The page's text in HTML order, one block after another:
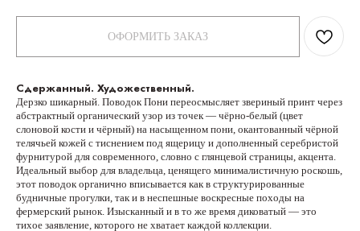
ОФОРМИТЬ ЗАКАЗ
Сдержанный. Художественный.
Дерзко шикарный. Поводок Пони переосмысляет звериный принт через
абстрактный органический узор из точек — чёрно-белый (цвет
слоновой кости и чёрный) на насыщенном пони, окантованный чёрной
телячьей кожей с тиснением под ящерицу и дополненный серебристой
фурнитурой для современного, словно с глянцевой страницы, акцента.
Идеальный выбор для владельца, ценящего минималистичную роскошь,
этот поводок органично вписывается как в структурированные
будничные прогулки, так и в неспешные воскресные походы на
фермерский рынок. Изысканный и в то же время диковатый — это
тихое заявление, которого не хватает каждой коллекции.